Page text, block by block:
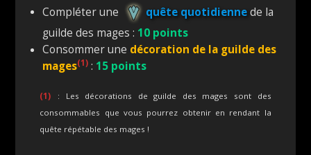
Compléter une
quête quotidiennede la
guilde des mages : 10 points
Consommer une décoration de la guilde des
mages(1) : 15 points
(1)
: Les décorations de guilde des mages sont des
consommables que vous pourrez obtenir en rendant la
quête répétable des mages !